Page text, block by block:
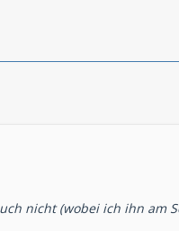
nicht (wobei ich ihn am